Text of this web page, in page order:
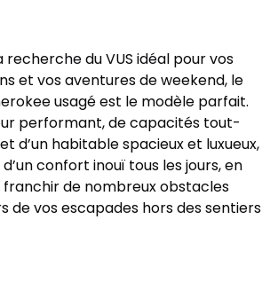
recherche du VUS idéal pour vos
et vos aventures de weekend, le
usagé est le modèle parfait.
performant, de capacités tout-
d’un habitable spacieux et luxueux,
confort inouï tous les jours, en
franchir de nombreux obstacles
de vos escapades hors des sentiers